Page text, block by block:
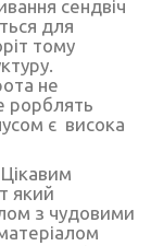
сендвіч
для
тому
не
рорблять
є висока
який
з чудовими